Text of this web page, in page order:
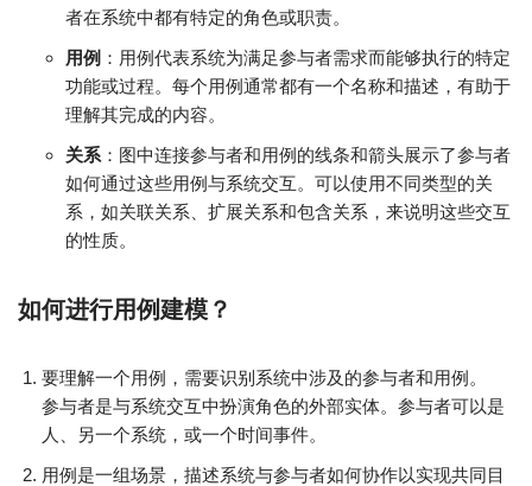
者在系统中都有特定的角色或职责。
用例 ：用例代表系统为满足参与者需求而能够执行的特定
功能或过程。每个用例通常都有一个名称和描述，有助于
理解其完成的内容。
关系 ：图中连接参与者和用例的线条和箭头展示了参与者
如何通过这些用例与系统交互。可以使用不同类型的关
系，如关联关系、扩展关系和包含关系，来说明这些交互
的性质。
如何进行用例建模？
要理解一个用例，需要识别系统中涉及的参与者和用例。
参与者是与系统交互中扮演角色的外部实体。参与者可以是
人、另一个系统，或一个时间事件。
用例是一组场景，描述系统与参与者如何协作以实现共同目